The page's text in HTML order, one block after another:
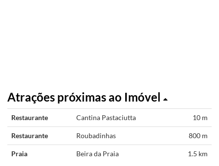
Atrações próximas ao Imóvel
Restaurante Cantina Pastaciutta 10 m
Restaurante Roubadinhas 800 m
Praia Beira da Praia 1.5 km